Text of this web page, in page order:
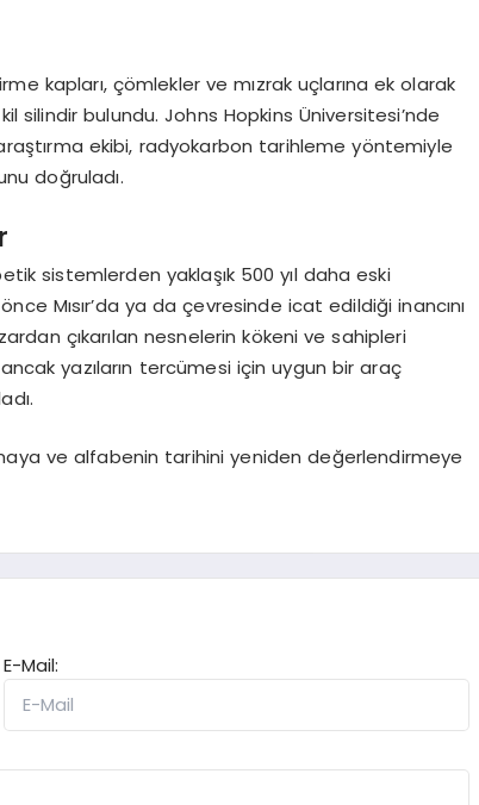
kapları, çömlekler ve mızrak uçlarına ek olarak
silindir bulundu. Johns Hopkins Üniversitesi’nde
ekibi, radyokarbon tarihleme yöntemiyle
doğruladı.
sistemlerden yaklaşık 500 yıl daha eski
Mısır’da ya da çevresinde icat edildiği inancını
çıkarılan nesnelerin kökeni ve sahipleri
yazıların tercümesi için uygun bir araç
ve alfabenin tarihini yeniden değerlendirmeye
E-Mail: